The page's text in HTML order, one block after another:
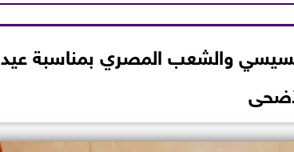
السيسي والشعب المصري بمناسبة عيد